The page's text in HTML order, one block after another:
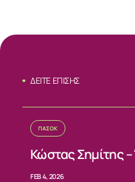
ΣΧΕΤΙΚΑ
ΝΕΑ
ΔΕΙΤΕ ΕΠΙΣΗΣ
ΠΑΣΟΚ
Κώστας Σημίτης
FEB 4, 2026